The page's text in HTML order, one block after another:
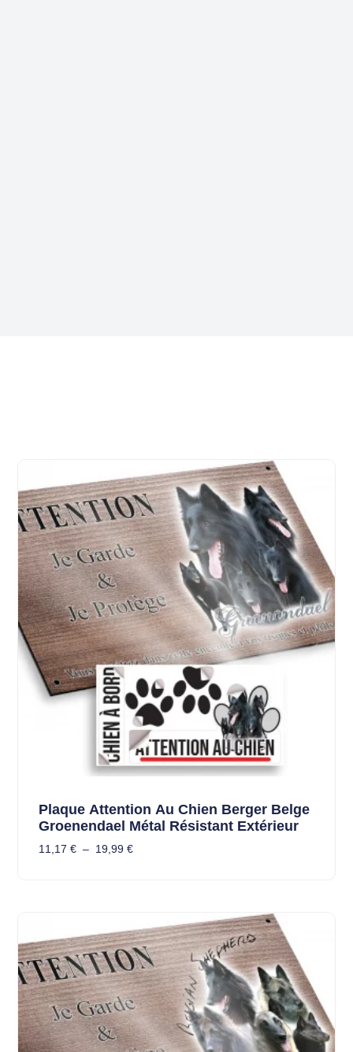
Plaque Attention Au Chien Berger Belge
Groenendael Métal Résistant Extérieur
11,17 € – 19,99 €